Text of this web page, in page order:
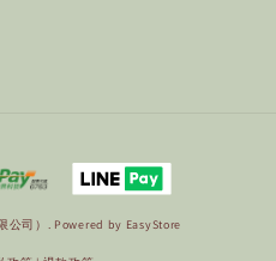
公司）. Powered by EasyStore